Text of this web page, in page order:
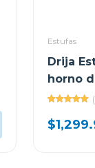
Estufas
Drija
horno